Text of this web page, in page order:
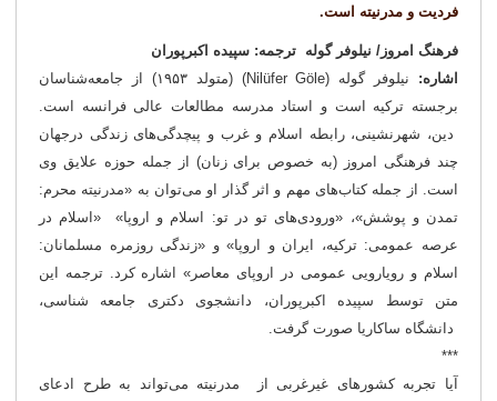
فردیت و مدرنیته است.
فرهنگ امروز/ نیلوفر گوله ترجمه: سپیده اکبرپوران
اشاره:
نیلوفر گوله (Nilüfer Göle) (متولد ۱۹۵۳) از جامعه‌شناسان
برجسته ترکیه است و استاد مدرسه مطالعات عالی فرانسه است.
دین، شهرنشینی، رابطه اسلام و غرب و پیچدگی‌های زندگی درجهان
چند فرهنگی امروز (به خصوص برای زنان) از جمله حوزه علایق وی
است. از جمله کتاب‌های مهم و اثر گذار او می‌توان به «مدرنیته محرم:
تمدن و پوشش»، «ورودی‌های تو در تو: اسلام و اروپا» «اسلام در
عرصه عمومی: ترکیه، ایران و اروپا» و «زندگی روزمره مسلمانان:
اسلام و رویارویی عمومی در اروپای معاصر» اشاره کرد. ترجمه این
متن توسط سپیده اکبرپوران، دانشجوی دکتری جامعه شناسی،
دانشگاه ساکاریا صورت گرفت.
***
آیا تجربه کشورهای غیرغربی از مدرنیته می‌تواند به طرح ادعای